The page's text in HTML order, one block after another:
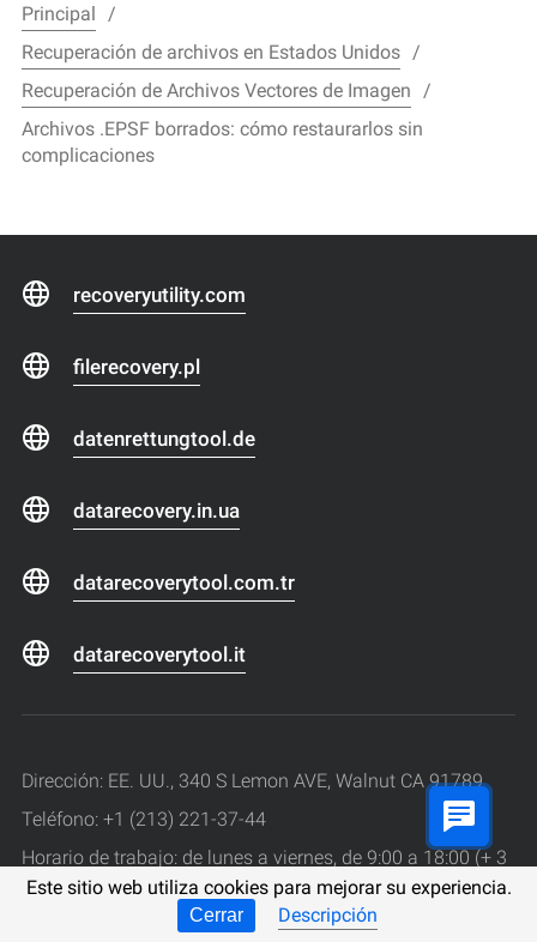
Este sitio web utiliza cookies para mejorar su experiencia.
Cerrar Descripción
Principal
Recuperación de archivos en Estados Unidos
Recuperación de Archivos Vectores de Imagen
Archivos .EPSF borrados: cómo restaurarlos sin
complicaciones
recoveryutility.com
filerecovery.pl
datenrettungtool.de
datarecovery.in.ua
datarecoverytool.com.tr
datarecoverytool.it
Dirección: EE. UU., 340 S Lemon AVE, Walnut CA 91789
Teléfono: +1 (213) 221-37-44
Horario de trabajo: de lunes a viernes, de 9:00 a 18:00 (+ 3
GMT)